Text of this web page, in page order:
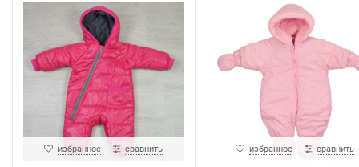
избранное сравнить избранное сравнить